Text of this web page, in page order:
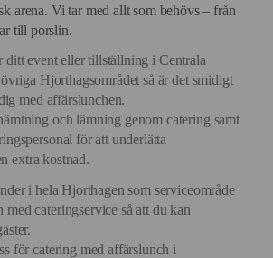
arena. Vi tar med allt som behövs – från
till porslin.
ditt event eller tillställning i Centrala
Hjorthagsområdet så är det smidigt
med affärslunchen.
och lämning genom catering samt
för att underlätta
extra kostnad.
i hela Hjorthagen som serviceområde
med cateringservice så att du kan
för catering med affärslunch i